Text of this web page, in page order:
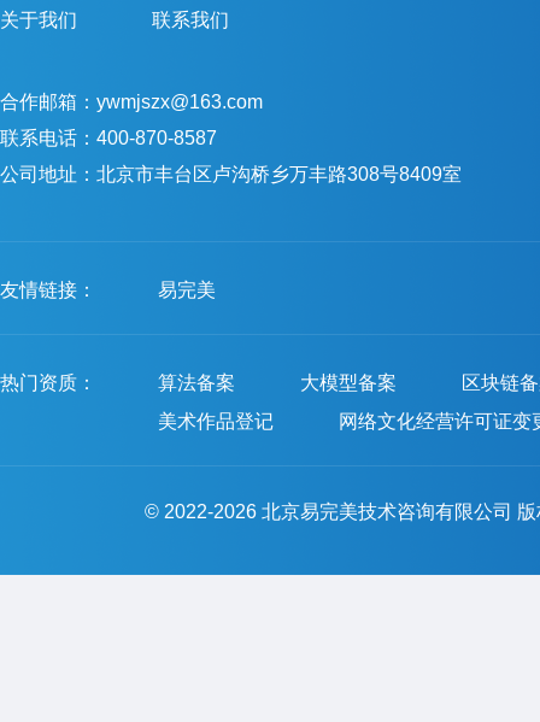
关于我们 联系我们
合作邮箱：ywmjszx@163.com
联系电话：400-870-8587
公司地址：北京市丰台区卢沟桥乡万丰路308号8409室
友情链接： 易完美
热门资质： 算法备案 大模型备案
区块链
美术作品登记
网络文化经营许可证变
© 2022-2026 北京易完美技术咨询有限公司 版